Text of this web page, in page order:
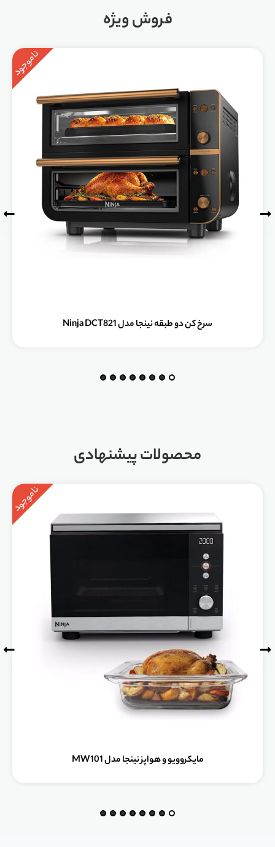
فروش ویژه
ناموجود
سرخ کن دو طبقه نینجا مدل Ninja DCT821
محصولات پیشنهادی
ناموجود
مایکروویو و هواپز نینجا مدل MW101